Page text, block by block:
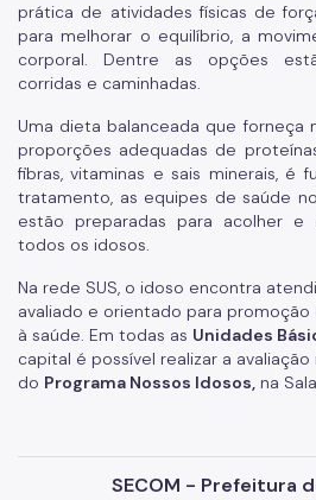
prática de atividades físicas de
para melhorar o equilíbrio, a
corporal. Dentre as opções
corridas e caminhadas.
Uma dieta balanceada que forneça
proporções adequadas de
fibras, vitaminas e sais minerais, é
tratamento, as equipes de saúde
estão preparadas para acolher e
todos os idosos.
Na rede SUS, o idoso encontra
avaliado e orientado para
à saúde. Em todas as Unidades
capital é possível realizar a
do Programa Nossos Idosos, na
SECOM - Prefeitura